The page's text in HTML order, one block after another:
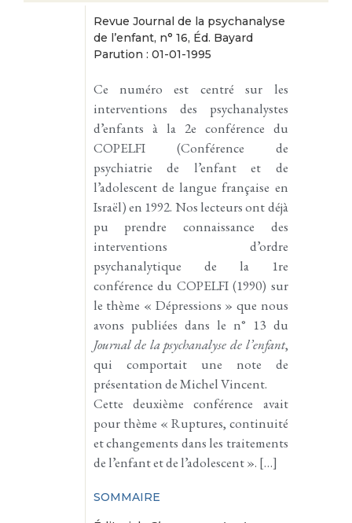
Revue Journal de la psychanalyse
de l’enfant, n° 16, Éd. Bayard
Parution : 01-01-1995
Ce numéro est centré sur les
interventions des psychanalystes
d’enfants à la 2e conférence du
COPELFI (Conférence de
psychiatrie de l’enfant et de
l’adolescent de langue française en
Israël) en 1992. Nos lecteurs ont déjà
pu prendre connaissance des
interventions d’ordre
psychanalytique de la 1re
conférence du COPELFI (1990) sur
le thème « Dépressions » que nous
avons publiées dans len° 13 du
Journal de la psychanalyse de l’enfant,
qui comportait une note de
présentation de Michel Vincent.
Cette deuxième conférence avait
pour thème « Ruptures, continuité
et changements dans les traitements
de l’enfant et de l’adolescent ». […]
SOMMAIRE